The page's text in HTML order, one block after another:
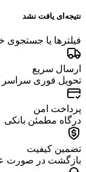
نتیجه‌ای یافت نشد
فیلترها یا جستجوی
ارسال سریع
تحویل فوری سراسر
پرداخت امن
درگاه مطمئن بانکی
تضمین کیفیت
بازگشت در صورت